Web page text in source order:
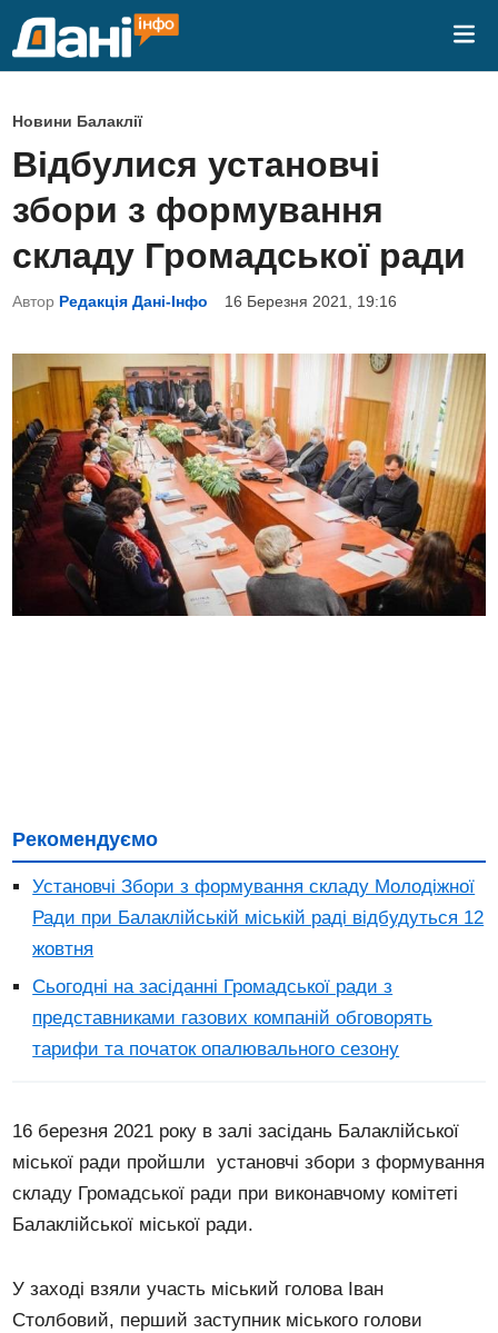
P
o
s
t
e
d
i
Новини Балаклії
Відбулися установчі
збори з формування
складу Громадської ради
Автор Редакція Дані-Інфо 16 Березня 2021, 19:16
Рекомендуємо
Установчі Збори з формування складу Молодіжної
Ради при Балаклійській міській раді відбудуться 12
жовтня
Сьогодні на засіданні Громадської ради з
представниками газових компаній обговорять
тарифи та початок опалювального сезону
16 березня 2021 року в залі засідань Балаклійської
міської ради пройшли установчі збори з формування
складу Громадської ради при виконавчому комітеті
Балаклійської міської ради.
У заході взяли участь міський голова Іван
Столбовий, перший заступник міського голови